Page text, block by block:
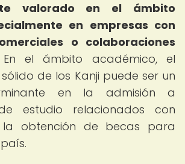
valorado en el ámbito
en empresas con
o colaboraciones
En el ámbito académico, el
de los Kanji puede ser un
en la admisión a
estudio relacionados con
obtención de becas para